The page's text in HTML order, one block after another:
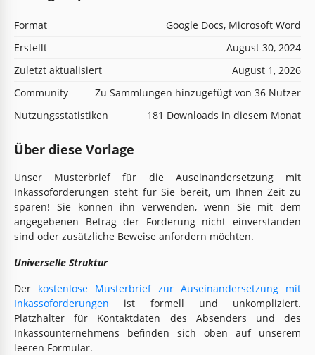
Format
Google Docs, Microsoft Word
Erstellt
August 30, 2024
Zuletzt aktualisiert
August 1, 2026
Community
Zu Sammlungen hinzugefügt von 36 Nutzer
Nutzungsstatistiken
181 Downloads in diesem Monat
Über diese Vorlage
Unser Musterbrief für die Auseinandersetzung mit
Inkassoforderungen steht für Sie bereit, um Ihnen Zeit zu
sparen! Sie können ihn verwenden, wenn Sie mit dem
angegebenen Betrag der Forderung nicht einverstanden
sind oder zusätzliche Beweise anfordern möchten.
Universelle Struktur
Der kostenlose Musterbrief zur Auseinandersetzung mit
Inkassoforderungen ist formell und unkompliziert.
Platzhalter für Kontaktdaten des Absenders und des
Inkassounternehmens befinden sich oben auf unserem
leeren Formular.